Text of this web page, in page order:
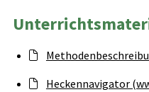
Heckennavigator